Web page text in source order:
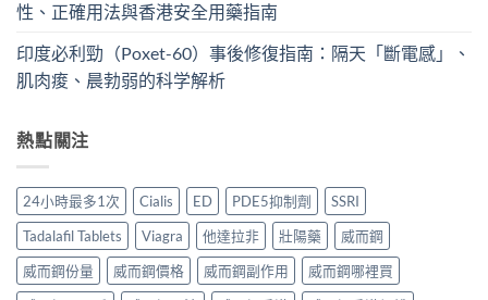
性、正確用法與香港安全用藥指南
印度必利勁（Poxet-60）事後修復指南：隔天「斷電感」、
肌肉痠、晨勃弱的科学解析
熱點關注
24小時最多1次 Cialis ED PDE5抑制劑
SSRI
Tadalafil Tablets
Viagra 他達拉非 壯陽藥
威而鋼
威而鋼份量
威而鋼價格 威而鋼副作用
威而鋼哪裡買